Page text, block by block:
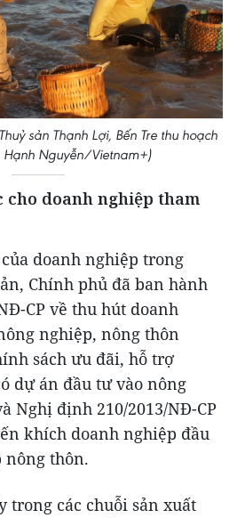
sản Thạnh Lợi, Bến Tre thu hoạch
Hạnh Nguyễn/Vietnam+)
cho doanh nghiệp tham
doanh nghiệp trong
Chính phủ đã ban hành
CP về thu hút doanh
nghiệp, nông thôn
sách ưu đãi, hỗ trợ
dự án đầu tư vào nông
Nghị định 210/2013/NĐ-CP
khích doanh nghiệp đầu
nông thôn.
trong các chuỗi sản xuất